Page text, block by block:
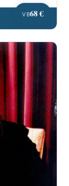
VB68 €